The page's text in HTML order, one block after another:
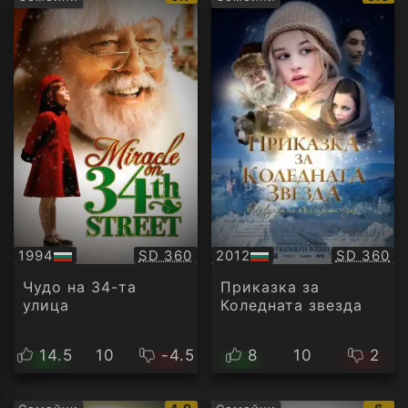
рейтинг:
1994
БГ
аудио
Качество:
SD 360
Чудо на 34-та
улица
14.5 10 -4.5
2012
БГ
аудио
SD 360
Приказка за
Коледната звезда
8 10 2